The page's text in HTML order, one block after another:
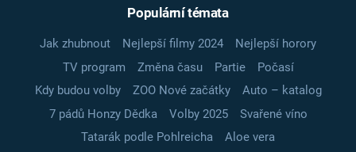
Populární témata
Jak zhubnout Nejlepší filmy 2024
Nejlepší horory
TV program
Změna času Partie
Počasí
Kdy budou volby
ZOO Nové začátky
Auto – katalog
7 pádů Honzy Dědka
Volby 2025
Svařené víno
Tatarák podle Pohlreicha
Aloe vera